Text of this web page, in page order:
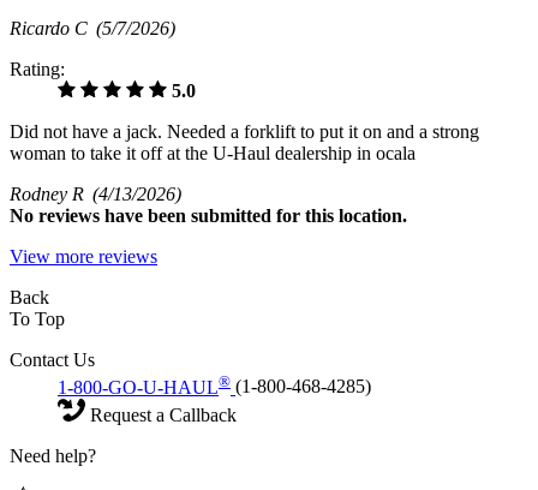
Ricardo C (5/7/2026)
Rating:
5.0
Did not have a jack. Needed a forklift to put it on and a strong
woman to take it off at the U-Haul dealership in ocala
Rodney R (4/13/2026)
No reviews have been submitted for this location.
View more reviews
Back
To Top
Contact Us
1-800-GO-U-HAUL® (1-800-468-4285)
Request a Callback
Need help?